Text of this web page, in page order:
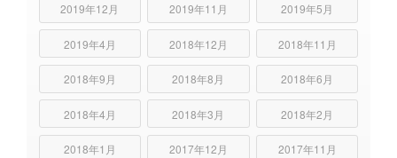
2019年12月 2019年11月 2019年5月
2019年4月 2018年12月 2018年11月
2018年9月 2018年8月 2018年6月
2018年4月 2018年3月 2018年2月
2018年1月 2017年12月 2017年11月